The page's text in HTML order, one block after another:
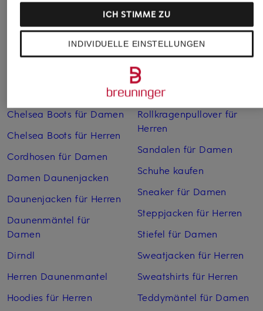
Bikinis Damen
Cargohosen für Herren
Chelsea Boots für Damen
Chelsea Boots für Herren
Cordhosen für Damen
Damen Daunenjacken
Daunenjacken für Herren
Daunenmäntel für
Damen
Dirndl
Herren Daunenmantel
Hoodies für Herren
Mäntel für Herren
Pullover für Damen
Pullover für Herren
Rollkragenpullover für
Herren
Sandalen für Damen
Schuhe kaufen
Sneaker für Damen
Steppjacken für Herren
Stiefel für Damen
Sweatjacken für Herren
Sweatshirts für Herren
Teddymäntel für Damen
INDIVIDUELLE EINSTELLUNGEN
ICH STIMME ZU